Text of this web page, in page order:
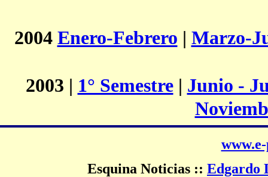
2004 Enero-Febrero | Marzo-
2003 | 1° Semestre| Junio -
Esquina Noticias :: Edgardo